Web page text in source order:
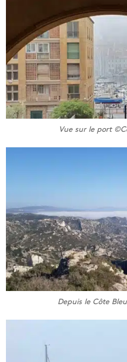
Vue sur le port
Depuis le Côte